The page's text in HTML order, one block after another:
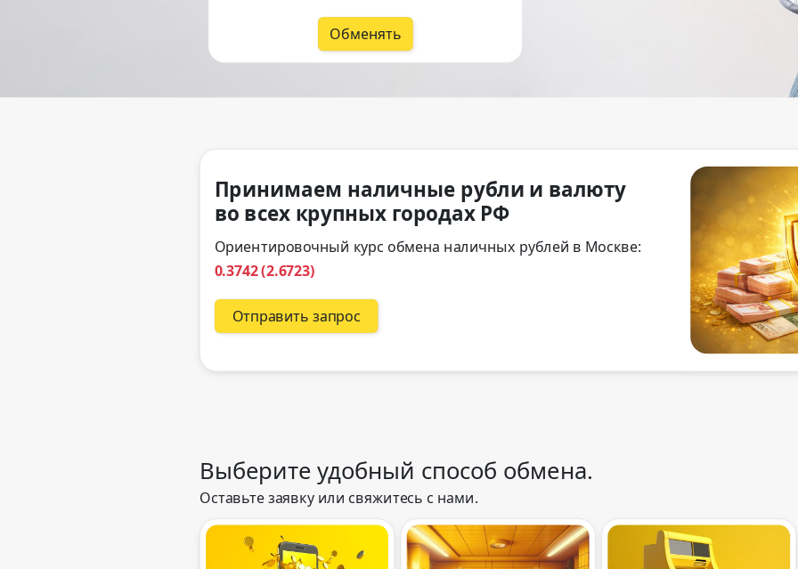
Обменять
Принимаем наличные рубли и валюту
во всех крупных городах РФ
Ориентировочный курс обмена наличных рублей в Москве:
0.3742(2.6723)
Отправить запрос
Выберите удобный способ обмена.
Оставьте заявку или свяжитесь с нами.